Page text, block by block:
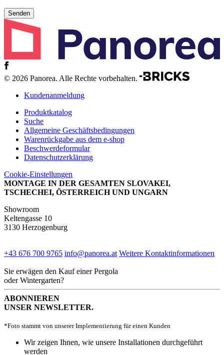
© 2026 Panorea. Alle Rechte vorbehalten.
Kundenanmeldung
Produktkatalog
Suche
Allgemeine Geschäftsbedingungen
Warenrückgabe aus dem e-shop
Beschwerdeformular
Datenschutzerklärung
Cookie-Einstellungen
MONTAGE IN DER GESAMTEN SLOVAKEI,
TSCHECHEI, ÖSTERREICH UND UNGARN
Showroom
Keltengasse 10
3130 Herzogenburg
+43 676 700 9765 info@panorea.at Weitere Kontaktinformationen
Sie erwägen den Kauf einer Pergola
oder Wintergarten?
ABONNIEREN
UNSER NEWSLETTER.
*Foto stammt von unserer Implementierung für einen Kunden
Wir zeigen Ihnen, wie unsere Installationen durchgeführt
werden